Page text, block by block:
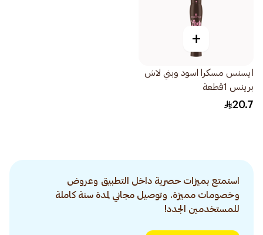
+
ايسنس مسكرا اسود وبني لاش
برينس 1قطعة
20.7
استمتع بميزات حصرية داخل التطبيق وعروض
وخصومات مميزة. وتوصيل مجاني لمدة سنة كاملة
للمستخدمين الجدد!